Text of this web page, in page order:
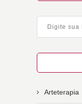
Arteterapia